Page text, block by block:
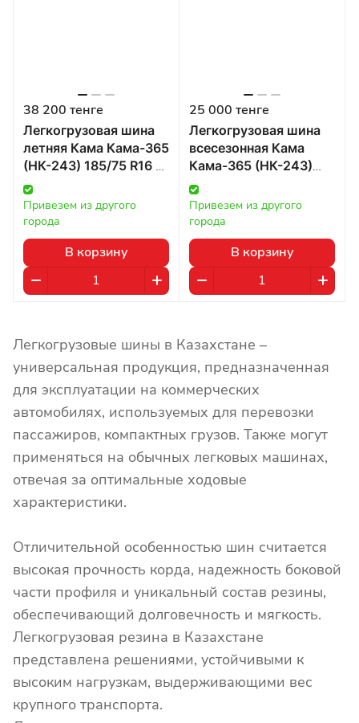
38 200 тенге
Легкогрузовая шина
летняя Кама Кама-365
(НК-243) 185/75 R16 в
Казахстане
Привезем из другого
города
В корзину
25 000 тенге
Легкогрузовая шина
всесезонная Кама
Кама-365 (НК-243)
Привезем из другого
города
В корзину
Легкогрузовые шины в Казахстане –
универсальная продукция, предназначенная
для эксплуатации на коммерческих
автомобилях, используемых для перевозки
пассажиров, компактных грузов. Также могут
применяться на обычных легковых машинах,
отвечая за оптимальные ходовые
характеристики.
Отличительной особенностью шин считается
высокая прочность корда, надежность боковой
части профиля и уникальный состав резины,
обеспечивающий долговечность и мягкость.
Легкогрузовая резина в Казахстане
представлена решениями, устойчивыми к
высоким нагрузкам, выдерживающими вес
крупного транспорта.